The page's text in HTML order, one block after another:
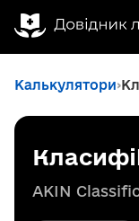
Калькулятори
AKIN